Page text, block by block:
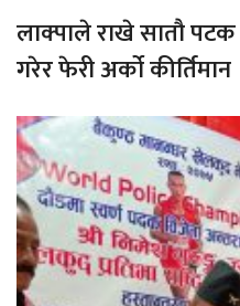
लाक्पाले राखे सातौ
गरेर फेरी अर्को कीर्तिमान